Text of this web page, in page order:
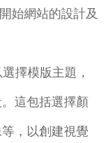
始網站的設計及
擇模版主題，
這包括選擇顏
，以創建視覺